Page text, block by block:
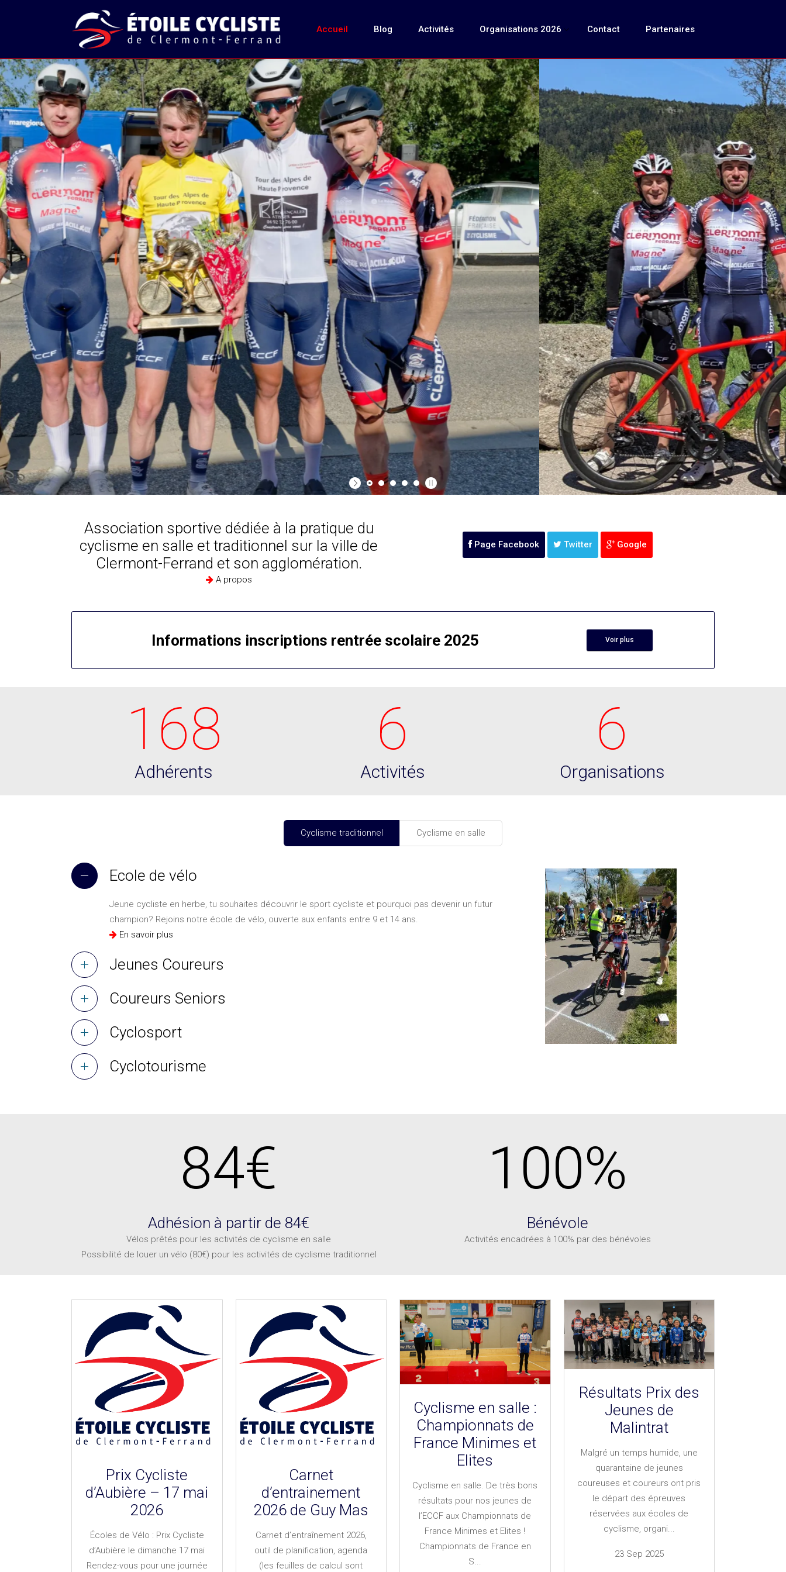
Accueil Blog Activités Organisations 2026 Contact Partenaires
Association sportive dédiée à la pratique du
cyclisme en salle et traditionnel sur la ville de
Clermont-Ferrand et son agglomération.
A propos
Page Facebook Twitter Google
Informations inscriptions rentrée scolaire 2025 Voir plus
168
Adhérents
6
Activités
6
Organisations
Cyclisme traditionnel Cyclisme en salle
Ecole de vélo
Jeune cycliste en herbe, tu souhaites découvrir le sport cycliste et pourquoi pas devenir un futur
champion? Rejoins notre école de vélo, ouverte aux enfants entre 9 et 14 ans.
En savoir plus
Jeunes Coureurs
Coureurs Seniors
Cyclosport
Cyclotourisme
84€
Adhésion à partir de 84€
Vélos prêtés pour les activités de cyclisme en salle
Possibilité de louer un vélo (80€) pour les activités de cyclisme traditionnel
100%
Bénévole
Activités encadrées à 100% par des bénévoles
Prix Cycliste
d’Aubière – 17 mai
2026
Écoles de Vélo : Prix Cycliste
d’Aubière le dimanche 17 mai
Rendez-vous pour une journée
Carnet
d’entrainement
2026 de Guy Mas
Carnet d’entraînement 2026,
outil de planification, agenda
(les feuilles de calcul sont
Cyclisme en salle :
Championnats de
France Minimes et
Elites
Cyclisme en salle. De très bons
résultats pour nos jeunes de
l’ECCF aux Championnats de
France Minimes et Elites !
Championnats de France en
S...
Résultats Prix des
Jeunes de
Malintrat
Malgré un temps humide, une
quarantaine de jeunes
coureuses et coureurs ont pris
le départ des épreuves
réservées aux écoles de
cyclisme, organi...
23 Sep 2025